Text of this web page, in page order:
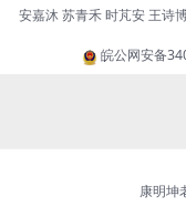
安嘉沐 苏青禾 时芃安 王诗
皖公网安备
康明坤